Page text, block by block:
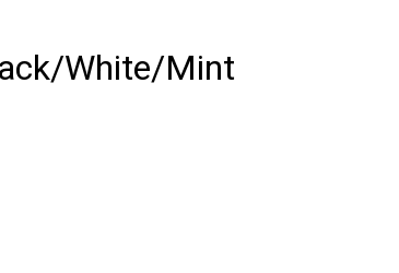
White/Mint